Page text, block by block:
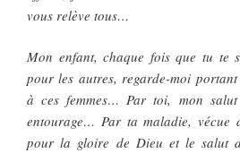
vous relève tous…
Mon enfant, chaque fois que tu te
pour les autres, regarde-moi
à ces femmes… Par toi, mon
entourage… Par ta maladie, vécue
pour la gloire de Dieu et le salut